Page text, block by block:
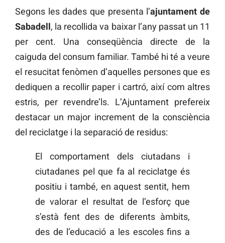
Segons les dades que presenta l’ajuntament de
Sabadell, la recollida va baixar l’any passat un 11
per cent. Una conseqüència directe de la
caiguda del consum familiar. També hi té a veure
el resucitat fenòmen d’aquelles persones que es
dediquen a recollir paper i cartró, així com altres
estris, per revendre’ls. L’Ajuntament prefereix
destacar un major increment de la consciència
del reciclatge i la separació de residus:
El comportament dels ciutadans i
ciutadanes pel que fa al reciclatge és
positiu i també, en aquest sentit, hem
de valorar el resultat de l’esforç que
s’està fent des de diferents àmbits,
des de l’educació a les escoles fins a